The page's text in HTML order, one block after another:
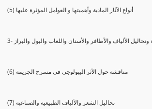
(5) أنواع الآثار المادية وأهميتها و العوامل المؤثرة عليها
وتحاليل الألياف والأظافر والأسنان واللعاب والبول والبراز
(6) مناقشة حول الآثر البيولوجي في مسرح الجريمة
(7) تحاليل الشعر والألياف الطبيعية والصناعية